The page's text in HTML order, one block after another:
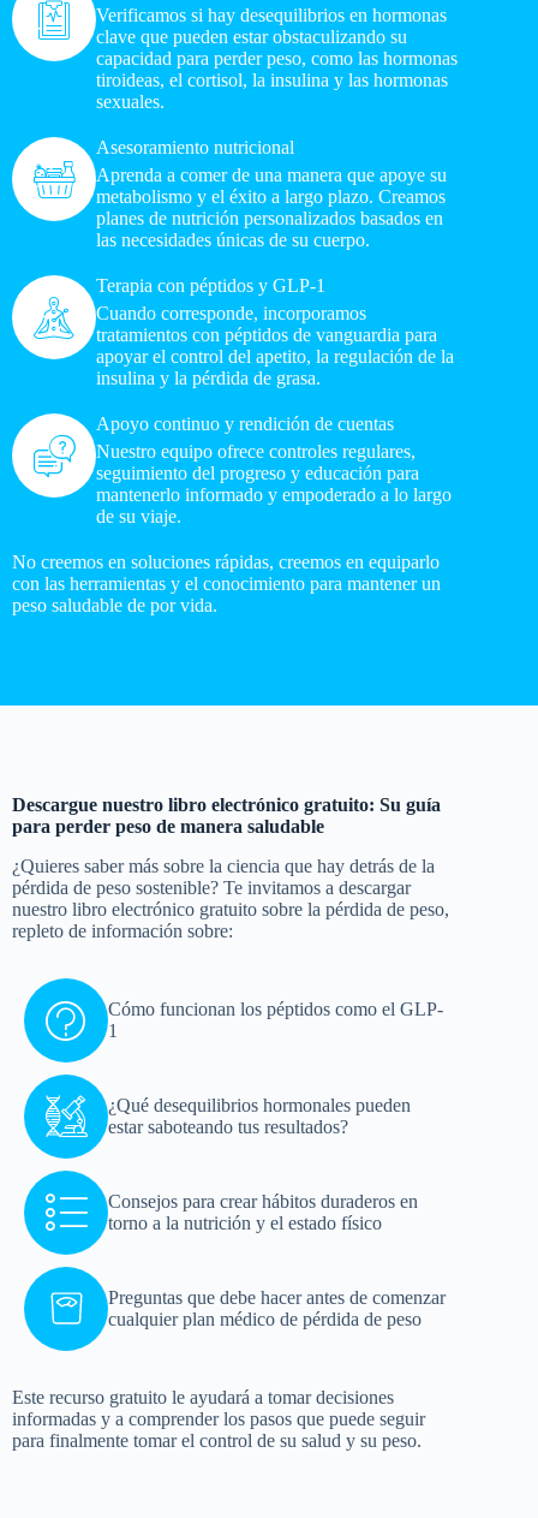
Verificamos si hay desequilibrios en hormonas
clave que pueden estar obstaculizando su
capacidad para perder peso, como las hormonas
tiroideas, el cortisol, la insulina y las hormonas
sexuales.
Asesoramiento nutricional
Aprenda a comer de una manera que apoye su
metabolismo y el éxito a largo plazo. Creamos
planes de nutrición personalizados basados en
las necesidades únicas de su cuerpo.
Terapia con péptidos y GLP-1
Cuando corresponde, incorporamos
tratamientos con péptidos de vanguardia para
apoyar el control del apetito, la regulación de la
insulina y la pérdida de grasa.
Apoyo continuo y rendición de cuentas
Nuestro equipo ofrece controles regulares,
seguimiento del progreso y educación para
mantenerlo informado y empoderado a lo largo
de su viaje.
No creemos en soluciones rápidas, creemos en equiparlo
con las herramientas y el conocimiento para mantener un
peso saludable de por vida.
Descargue nuestro libro electrónico gratuito: Su guía
para perder peso de manera saludable
¿Quieres saber más sobre la ciencia que hay detrás de la
pérdida de peso sostenible? Te invitamos a descargar
nuestro libro electrónico gratuito sobre la pérdida de peso,
repleto de información sobre:
Cómo funcionan los péptidos como el GLP-
1
¿Qué desequilibrios hormonales pueden
estar saboteando tus resultados?
Consejos para crear hábitos duraderos en
torno a la nutrición y el estado físico
Preguntas que debe hacer antes de comenzar
cualquier plan médico de pérdida de peso
Este recurso gratuito le ayudará a tomar decisiones
informadas y a comprender los pasos que puede seguir
para finalmente tomar el control de su salud y su peso.